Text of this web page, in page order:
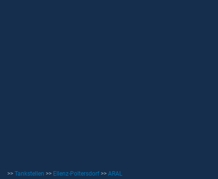
>> Tankstellen >> Ellenz-Poltersdorf >> ARAL